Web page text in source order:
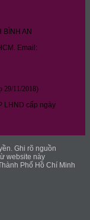
BÌNH AN
Email:
29/11/2018)
LHND cấp ngày
Ghi rõ nguồn
website này
Phố Hồ Chí Minh